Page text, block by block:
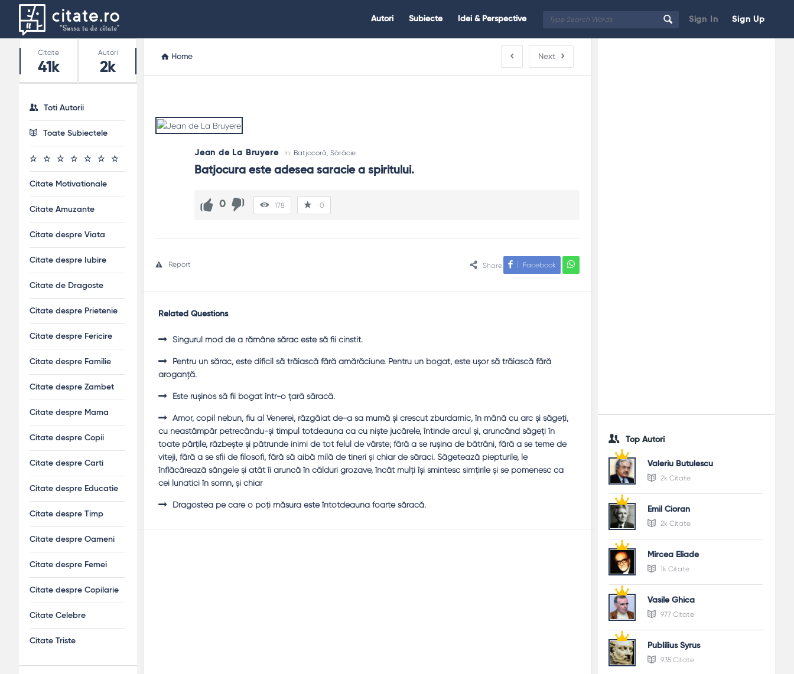
Sign In Sign Up
Citate.ro
Autori Subiecte Idei & Perspective
Home Next
Jean de La Bruyere In: Batjocoră ,Sărăcie
Batjocura este adesea saracie a spiritului.
0 178 0
Share Facebook
Report
Related Questions
Singurul mod de a rămâne sărac este să fii cinstit.
Pentru un sărac, este dificil să trăiască fără amărăciune. Pentru un bogat, este uşor să trăiască fără
aroganţă.
Este ruşinos să fii bogat într-o ţară săracă.
Amor, copil nebun, fiu al Venerei, răzgâiat de-a sa mumă şi crescut zburdarnic, în mână cu arc şi săgeţi,
cu neastâmpăr petrecându-şi timpul totdeauna ca cu nişte jucărele, întinde arcul şi, aruncând săgeţi în
toate părţile, răzbeşte şi pătrunde inimi de tot felul de vârste; fără a se ruşina de bătrâni, fără a se teme de
viteji, fără a se sfii de filosofi, fără să aibă milă de tineri şi chiar de săraci. Săgetează piepturile, le
înflăcărează sângele şi atât îi aruncă în călduri grozave, încât mulţi îşi smintesc simţirile şi se pomenesc ca
cei lunatici în somn, şi chiar
Dragostea pe care o poţi măsura este întotdeauna foarte săracă.
Top Autori
Valeriu Butulescu
2k Citate
Emil Cioran
2k Citate
Mircea Eliade
1k Citate
Vasile Ghica
977 Citate
Publilius Syrus
935 Citate
Stats
Citate
41k
Autori
2k
Toti Autorii
Toate Subiectele
Citate Motivationale
Citate Amuzante
Citate despre Viata
Citate despre Iubire
Citate de Dragoste
Citate despre Prietenie
Citate despre Fericire
Citate despre Familie
Citate despre Zambet
Citate despre Mama
Citate despre Copii
Citate despre Carti
Citate despre Educatie
Citate despre Timp
Citate despre Oameni
Citate despre Femei
Citate despre Copilarie
Citate Celebre
Citate Triste